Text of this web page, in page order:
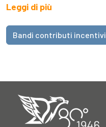
Leggi di più
Bandi contributi incentivi